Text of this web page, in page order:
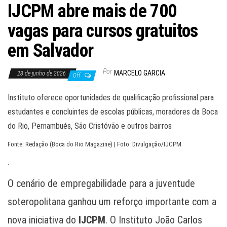
IJCPM abre mais de 700
vagas para cursos gratuitos
em Salvador
28 de junho de 2026 Off Por MARCELO GARCIA
Instituto oferece oportunidades de qualificação profissional para
estudantes e concluintes de escolas públicas, moradores da Boca
do Rio, Pernambués, São Cristóvão e outros bairros
Fonte: Redação (Boca do Rio Magazine) | Foto: Divulgação/IJCPM
.
O cenário de empregabilidade para a juventude
soteropolitana ganhou um reforço importante com a
nova iniciativa do IJCPM . O Instituto João Carlos